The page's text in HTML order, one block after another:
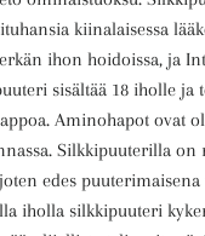
kiinalaisessa
ihon hoidoissa, ja
sisältää 18 iholle ja
Aminohapot ovat
Silkkipuuterilla on
edes puuterimaisena
iholla silkkipuuteri